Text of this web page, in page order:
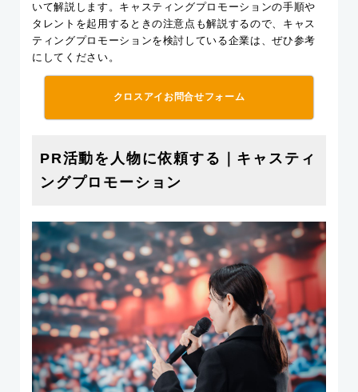
いて解説します。キャスティングプロモーションの手順や
タレントを起用するときの注意点も解説するので、キャス
ティングプロモーションを検討している企業は、ぜひ参考
にしてください。
クロスアイお問合せフォーム
PR活動を人物に依頼する｜キャスティ
ングプロモーション